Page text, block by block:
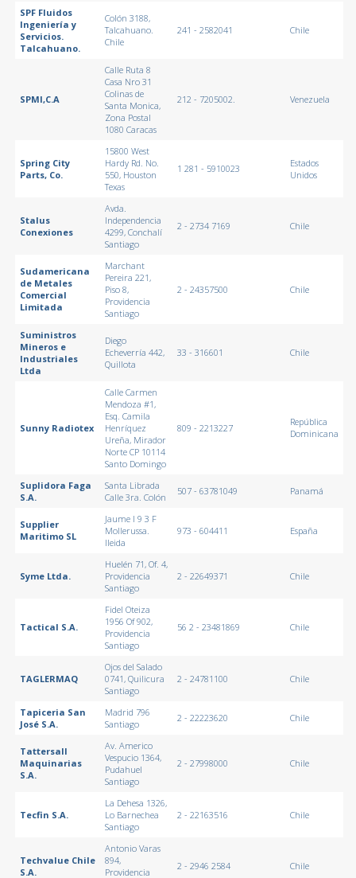
SPF Fluidos
Ingeniería y
Servicios.
Talcahuano.
Colón 3188,
Talcahuano.
Chile
241 - 2582041 Chile
SPMI,C.A
Calle Ruta 8
Casa Nro 31
Colinas de
Santa Monica,
Zona Postal
1080 Caracas
212 - 7205002. Venezuela
Spring City
Parts, Co.
15800 West
Hardy Rd. No.
550, Houston
Texas
1 281 - 5910023
Estados
Unidos
Stalus
Conexiones
Avda.
Independencia
4299, Conchalí
Santiago
2 - 2734 7169 Chile
Sudamericana
de Metales
Comercial
Limitada
Marchant
Pereira 221,
Piso 8,
Providencia
Santiago
2 - 24357500 Chile
Suministros
Mineros e
Industriales
Ltda
Diego
Echeverría 442,
Quillota
33 - 316601 Chile
Sunny Radiotex
Calle Carmen
Mendoza #1,
Esq. Camila
Henríquez
Ureña, Mirador
Norte CP 10114
Santo Domingo
809 - 2213227
República
Dominicana
Suplidora Faga
S.A.
Santa Librada
Calle 3ra. Colón
507 - 63781049 Panamá
Supplier
Maritimo SL
Jaume I 9 3 F
Mollerussa.
lleida
973 - 604411 España
Syme Ltda.
Huelén 71, Of. 4,
Providencia
Santiago
2 - 22649371 Chile
Tactical S.A.
Fidel Oteiza
1956 Of 902,
Providencia
Santiago
56 2 - 23481869 Chile
TAGLERMAQ
Ojos del Salado
0741, Quilicura
Santiago
2 - 24781100 Chile
Tapiceria San
José S.A.
Madrid 796
Santiago
2 - 22223620 Chile
Tattersall
Maquinarias
S.A.
Av. Americo
Vespucio 1364,
Pudahuel
Santiago
2 - 27998000 Chile
Tecfin S.A.
La Dehesa 1326,
Lo Barnechea
Santiago
2 - 22163516 Chile
Techvalue Chile
S.A.
Antonio Varas
894,
Providencia
2 - 2946 2584 Chile